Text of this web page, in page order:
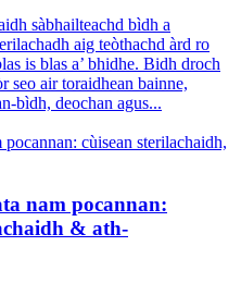
sàbhailteachd bìdh a
aig teòthachd àrd ro
is blas a’ bhidhe. Bidh droch
seo air toraidhean bainne,
bìdh, deochan agus...
nam pocannan:
& ath-